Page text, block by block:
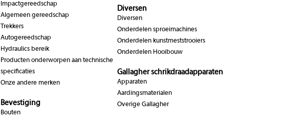
Impactgereedschap
Algemeen gereedschap
Trekkers
Autogereedschap
Hydraulics bereik
Producten onderworpen aan technische
specificaties
Onze andere merken
Bevestiging
Bouten
Diversen
Diversen
Onderdelen sproeimachines
Onderdelen kunstmeststrooiers
Onderdelen Hooibouw
Gallagher schrikdraadapparaten
Apparaten
Aardingsmaterialen
Overige Gallagher